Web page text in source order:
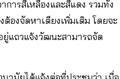
ารสีเหลืองและสีแดง รวมทั้ง
องจัดหาเตียงเพิ่มเติม โดยจะ
ยู่แถวแจ้งวัฒนะสามารถจัด